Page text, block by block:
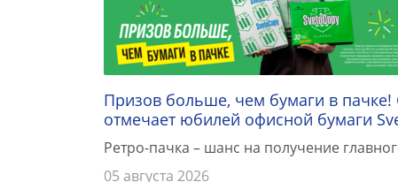
Призов больше, чем бумаги в пачке!
отмечает юбилей офисной бумаги
Ретро-пачка – шанс на получение
05 августа 2026